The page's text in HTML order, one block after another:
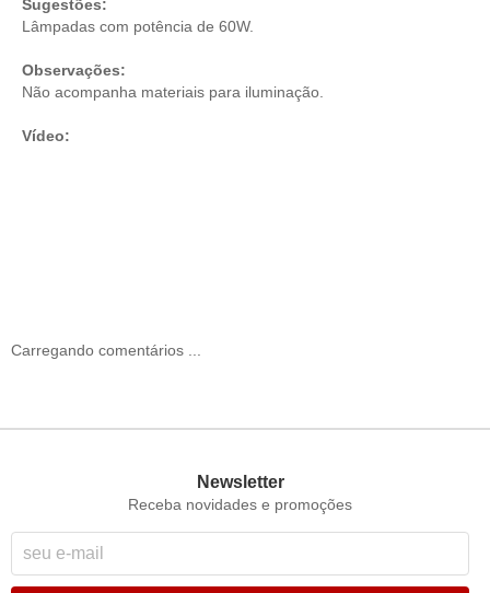
Sugestões:
Lâmpadas com potência de 60W.
Observações:
Não acompanha materiais para iluminação.
Vídeo:
Carregando comentários ...
Newsletter
Receba novidades e promoções